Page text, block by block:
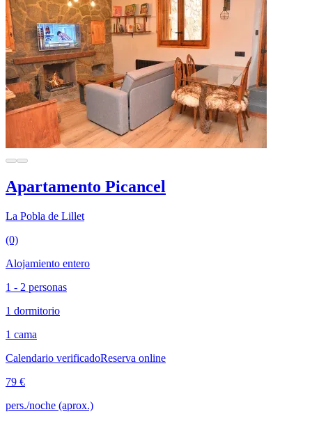
Apartamento Picancel
La Pobla de Lillet
(0)
Alojamiento entero
1 - 2 personas
1 dormitorio
1 cama
Calendario verificadoReserva online
79 €
pers./noche (aprox.)